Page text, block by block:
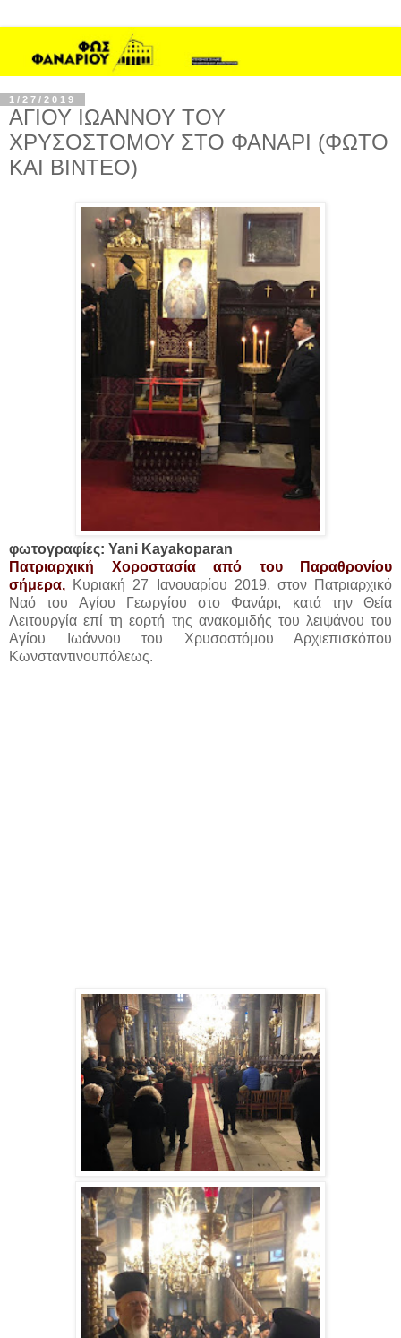
1/27/2019
ΑΓΙΟΥ ΙΩΑΝΝΟΥ ΤΟΥ
ΧΡΥΣΟΣΤΟΜΟΥ ΣΤΟ ΦΑΝΑΡΙ (ΦΩΤΟ
ΚΑΙ ΒΙΝΤΕΟ)
φωτογραφίες: Yani Kayakoparan
Πατριαρχική Χοροστασία από του Παραθρονίου
σήμερα, Κυριακή 27 Ιανουαρίου 2019, στον Πατριαρχικό
Ναό του Αγίου Γεωργίου στο Φανάρι, κατά την Θεία
Λειτουργία επί τη εορτή της ανακομιδής του λειψάνου του
Αγίου Ιωάννου του Χρυσοστόμου Αρχιεπισκόπου
Κωνσταντινουπόλεως.